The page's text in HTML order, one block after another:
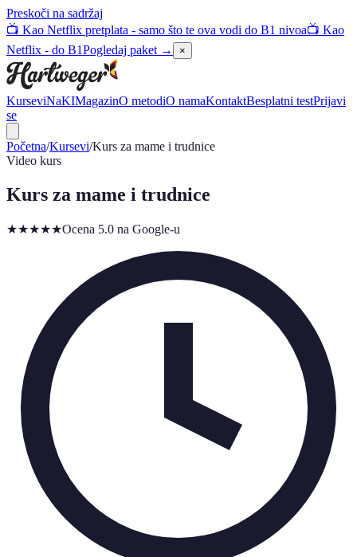
Preskoči na sadržaj
📺 Kao Netflix pretplata - samo što te ova vodi do B1 nivoa📺 Kao
Netflix - do B1Pogledaj paket → ×
KurseviNaKIMagazinO metodiO namaKontaktBesplatni testPrijavi
se
Početna/Kursevi/Kurs za mame i trudnice
Video kurs
Kurs za mame i trudnice
★★★★★Ocena 5.0 na Google-u